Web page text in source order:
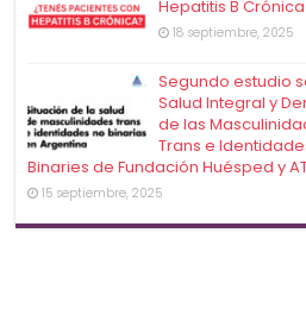
Hepatitis B Crónica
18 septiembre, 2025
Segundo estudio
Salud Integral y
de las
Trans e
Binaries de Fundación Huésped y
15 septiembre, 2025